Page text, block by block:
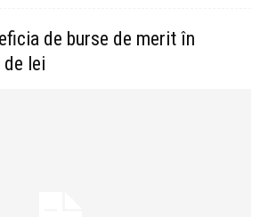
de burse de merit în
lei